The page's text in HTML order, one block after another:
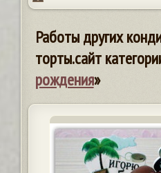
Работы других
торты.сайт
рождения»